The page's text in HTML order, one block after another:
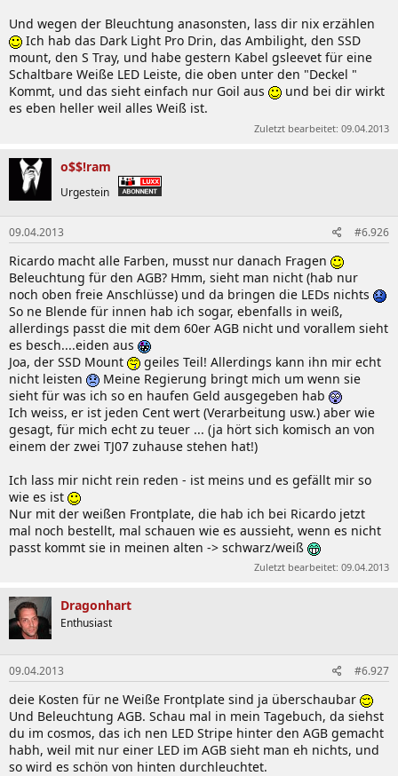
Und wegen der Bleuchtung anasonsten, lass dir nix erzählen
Ich hab das Dark Light Pro Drin, das Ambilight, den SSD
mount, den S Tray, und habe gestern Kabel gsleevet für eine
Schaltbare Weiße LED Leiste, die oben unter den "Deckel "
Kommt, und das sieht einfach nur Goil aus
und bei dir wirkt
es eben heller weil alles Weiß ist.
Zuletzt bearbeitet: 09.04.2013
o$$!ram
Urgestein
09.04.2013 #6.926
Ricardo macht alle Farben, musst nur danach Fragen
Beleuchtung für den AGB? Hmm, sieht man nicht (hab nur
noch oben freie Anschlüsse) und da bringen die LEDs nichts
So ne Blende für innen hab ich sogar, ebenfalls in weiß,
allerdings passt die mit dem 60er AGB nicht und vorallem sieht
es besch....eiden aus
Joa, der SSD Mount
geiles Teil! Allerdings kann ihn mir echt
nicht leisten
Meine Regierung bringt mich um wenn sie
sieht für was ich so en haufen Geld ausgegeben hab
Ich weiss, er ist jeden Cent wert (Verarbeitung usw.) aber wie
gesagt, für mich echt zu teuer ... (ja hört sich komisch an von
einem der zwei TJ07 zuhause stehen hat!)
Ich lass mir nicht rein reden - ist meins und es gefällt mir so
wie es ist
Nur mit der weißen Frontplate, die hab ich bei Ricardo jetzt
mal noch bestellt, mal schauen wie es aussieht, wenn es nicht
passt kommt sie in meinen alten -> schwarz/weiß
Zuletzt bearbeitet: 09.04.2013
Dragonhart
Enthusiast
09.04.2013 #6.927
deie Kosten für ne Weiße Frontplate sind ja überschaubar
Und Beleuchtung AGB. Schau mal in mein Tagebuch, da siehst
du im cosmos, das ich nen LED Stripe hinter den AGB gemacht
habh, weil mit nur einer LED im AGB sieht man eh nichts, und
so wird es schön von hinten durchleuchtet.